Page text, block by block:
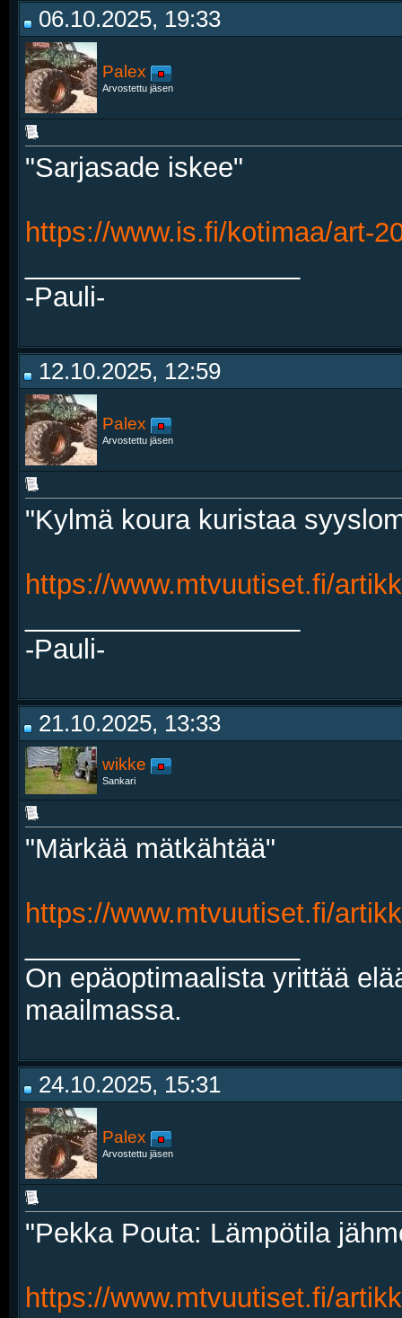
06.10.2025, 19:33
Palex
Arvostettu jäsen
"Sarjasade iskee"
https://www.is.fi/kotimaa/art-
-Pauli-
12.10.2025, 12:59
Palex
Arvostettu jäsen
"Kylmä koura kuristaa
https://www.mtvuutiset.fi/
-Pauli-
21.10.2025, 13:33
wikke
Sankari
"Märkää mätkähtää"
https://www.mtvuutiset.fi/
On epäoptimaalista yrittää
maailmassa.
24.10.2025, 15:31
Palex
Arvostettu jäsen
"Pekka Pouta: Lämpötila
https://www.mtvuutiset.fi/